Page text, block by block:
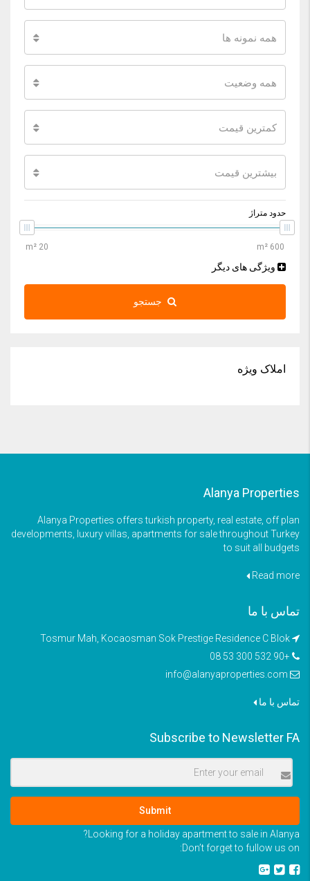
همه نمونه ها
همه وضعیت
کمترین قیمت
بیشترین قیمت
حدود متراژ
ویژگی های دیگر
جستجو
املاک ویژه
Alanya Properties
Alanya Properties offers turkish property, real estate, off plan
developments, luxury villas, apartments for sale throughout Turkey
to suit all budgets
Read more
تماس با ما
+90 532 300 53 08
info@alanyaproperties.com
تماس با ما
Subscribe to Newsletter FA
Submit
Looking for a holiday apartment to sale in Alanya?
Don’t forget to fullow us on: